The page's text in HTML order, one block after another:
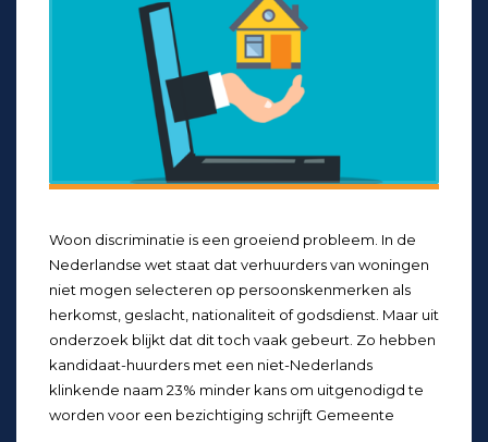
Woon discriminatie is een groeiend probleem. In de
Nederlandse wet staat dat verhuurders van woningen
niet mogen selecteren op persoonskenmerken als
herkomst, geslacht, nationaliteit of godsdienst. Maar uit
onderzoek blijkt dat dit toch vaak gebeurt. Zo hebben
kandidaat-huurders met een niet-Nederlands
klinkende naam 23% minder kans om uitgenodigd te
worden voor een bezichtiging schrijft Gemeente